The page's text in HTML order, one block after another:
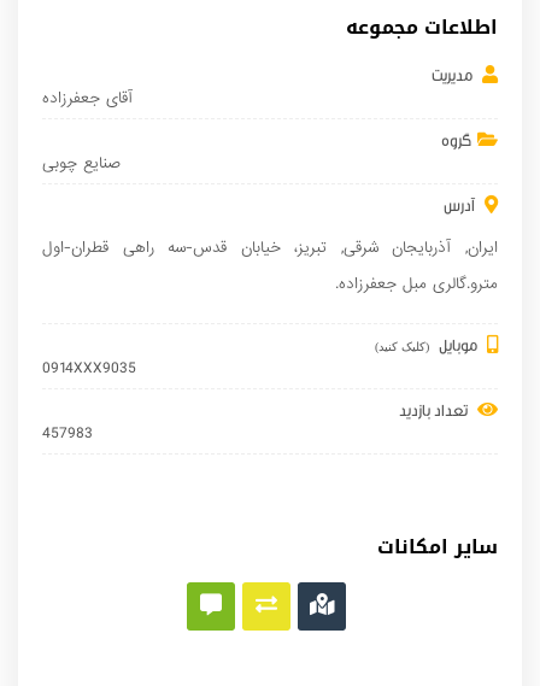
اطلاعات مجموعه
مدیریت
آقای جعفرزاده
گروه
صنایع چوبی
آدرس
ایران, آذربایجان شرقی, تبریز، خیابان قدس-سه راهی قطران-اول
مترو.گالری مبل جعفرزاده.
موبایل (کلیک کنید)
0914XXX9035
تعداد بازدید
457983
سایر امکانات